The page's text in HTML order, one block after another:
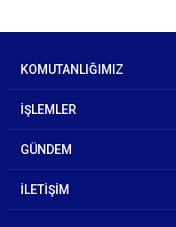
KOMUTANLIĞIMIZ
İŞLEMLER
GÜNDEM
İLETİŞİM